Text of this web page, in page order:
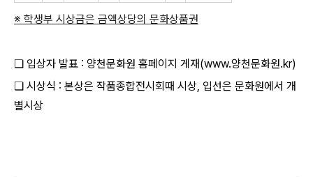
※ 학생부 시상금은 금액상당의 문화상품권
❏ 입상자 발표 : 양천문화원 홈페이지 게재(www.양천문화원.kr)
❏ 시상식 : 본상은 작품종합전시회때 시상, 입선은 문화원에서 개
별시상